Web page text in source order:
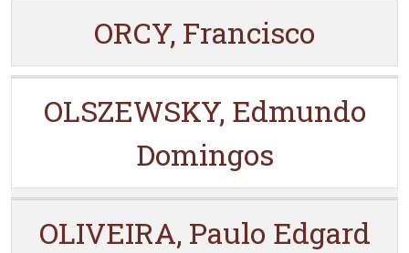
ORCY, Francisco
OLSZEWSKY, Edmundo
Domingos
OLIVEIRA, Paulo Edgard